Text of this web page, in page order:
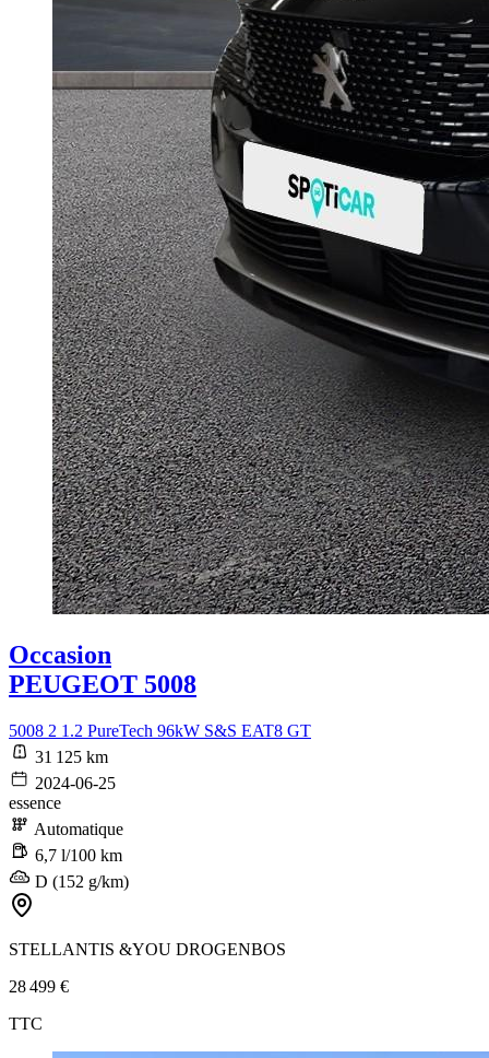
Occasion
PEUGEOT 5008
5008 2 1.2 PureTech 96kW S&S EAT8 GT
31 125 km
2024-06-25
essence
Automatique
6,7 l/100 km
D (152 g/km)
STELLANTIS &YOU DROGENBOS
28 499 €
TTC